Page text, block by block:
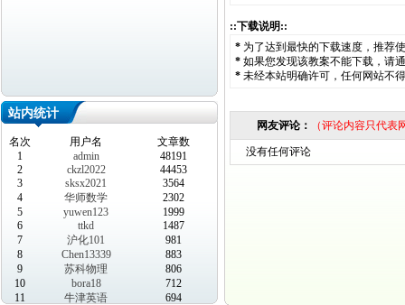
站内统计
名次 用户名
文章数
1
admin
48191
2
ckzl2022
44453
3
sksx2021
3564
4
华师数学
2302
5
yuwen123
1999
6
ttkd
1487
7
沪化101
981
8
Chen13339
883
9
苏科物理
806
10
bora18
712
11
牛津英语
694
::下载说明::
* 为了达到最快的下载速度，推荐
* 如果您发现该教案不能下载，请
* 未经本站明确许可，任何网站不
网友评论： （评论内容只代
没有任何评论